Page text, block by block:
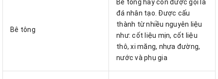
Bê tông
Bê tông hay còn được gọi là
đá nhân tạo. Được cấu
thành từ nhiều nguyên liệu
như: cốt liệu mịn, cốt liệu
thô, xi măng, nhựa đường,
nước và phụ gia